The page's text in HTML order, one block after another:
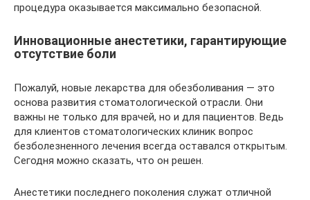
процедура оказывается максимально безопасной.
Инновационные анестетики, гарантирующие
отсутствие боли
Пожалуй, новые лекарства для обезболивания — это
основа развития стоматологической отрасли. Они
важны не только для врачей, но и для пациентов. Ведь
для клиентов стоматологических клиник вопрос
безболезненного лечения всегда оставался открытым.
Сегодня можно сказать, что он решен.
Анестетики последнего поколения служат отличной